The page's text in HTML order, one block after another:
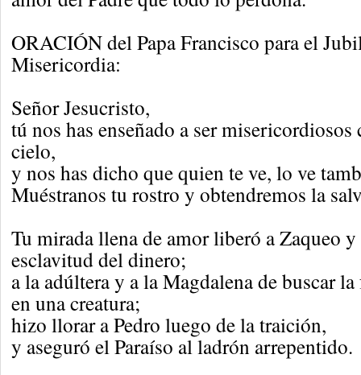
ORACIÓN del Papa Francisco para el
Misericordia:
Señor Jesucristo,
tú nos has enseñado a ser misericordiosos
cielo,
y nos has dicho que quien te ve, lo ve
Muéstranos tu rostro y obtendremos la
Tu mirada llena de amor liberó a Zaqueo
esclavitud del dinero;
a la adúltera y a la Magdalena de buscar
en una creatura;
hizo llorar a Pedro luego de la traición,
y aseguró el Paraíso al ladrón arrepentido.